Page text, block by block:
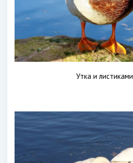
Утка и листиками